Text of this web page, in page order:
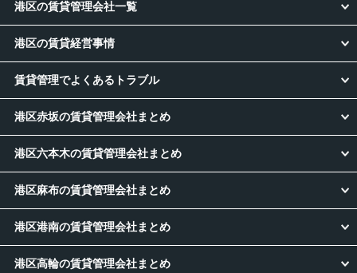
港区の賃貸管理会社一覧
港区の賃貸経営事情
賃貸管理でよくあるトラブル
港区赤坂の賃貸管理会社まとめ
港区六本木の賃貸管理会社まとめ
港区麻布の賃貸管理会社まとめ
港区港南の賃貸管理会社まとめ
港区高輪の賃貸管理会社まとめ